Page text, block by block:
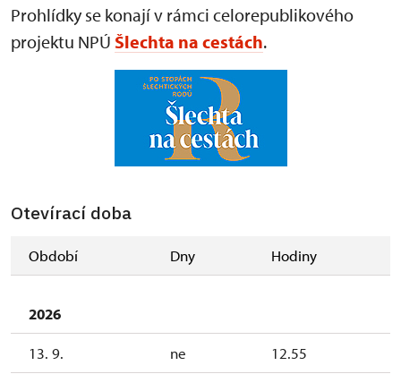
Prohlídky se konají v rámci celorepublikového
projektu NPÚ Šlechta na cestách.
Otevírací doba
Období Dny Hodiny
2026
13. 9. ne 12.55